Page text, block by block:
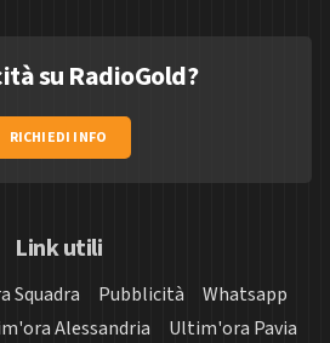
su RadioGold?
RICHIEDI INFO
Link utili
Squadra Pubblicità
Whatsapp
Alessandria
Ultim'ora Pavia